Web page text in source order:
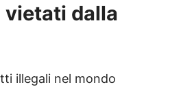
vietati dalla
illegali nel mondo